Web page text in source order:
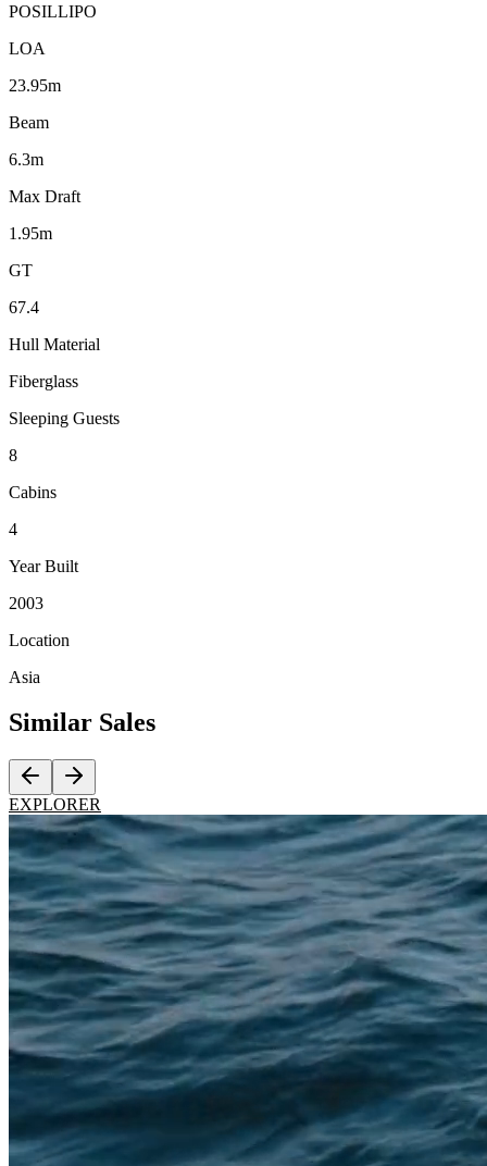
POSILLIPO
LOA
23.95m
Beam
6.3m
Max Draft
1.95m
GT
67.4
Hull Material
Fiberglass
Sleeping Guests
8
Cabins
4
Year Built
2003
Location
Asia
Similar Sales
EXPLORER